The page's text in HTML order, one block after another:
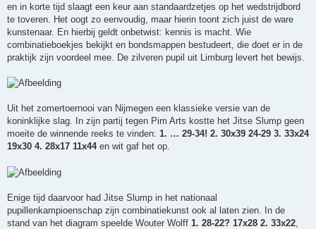
en in korte tijd slaagt een keur aan standaardzetjes op het wedstrijdbord
te toveren. Het oogt zo eenvoudig, maar hierin toont zich juist de ware
kunstenaar. En hierbij geldt onbetwist: kennis is macht. Wie
combinatieboekjes bekijkt en bondsmappen bestudeert, die doet er in de
praktijk zijn voordeel mee. De zilveren pupil uit Limburg levert het bewijs.
Uit het zomertoernooi van Nijmegen een klassieke versie van de
koninklijke slag. In zijn partij tegen Pim Arts kostte het Jitse Slump geen
moeite de winnende reeks te vinden: 1. … 29-34! 2. 30x39 24-29 3. 33x24
19x30 4. 28x17 11x44en wit gaf het op.
Enige tijd daarvoor had Jitse Slump in het nationaal
pupillenkampioenschap zijn combinatiekunst ook al laten zien. In de
stand van het diagram speelde Wouter Wolff 1. 28-22? 17x28 2. 33x22